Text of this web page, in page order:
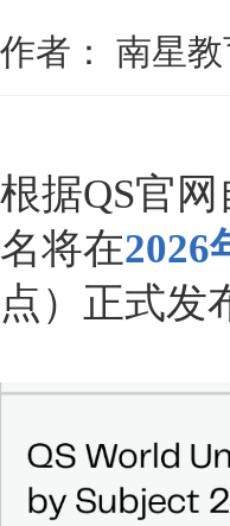
作者： 南星教
根据QS官
名将在2026
点）正式发